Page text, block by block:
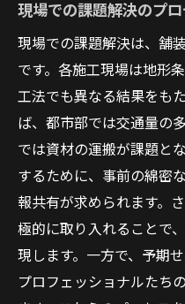
現場での課題解決のプ
現場での課題解決は、舗
です。各施工現場は地形
工法でも異なる結果をも
ば、都市部では交通量の
では資材の運搬が課題と
するために、事前の綿密
報共有が求められます。
極的に取り入れることで
現します。一方で、予期
プロフェッショナルたち